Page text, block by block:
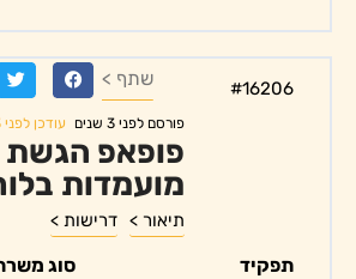
#16206 שתף >
פורסם לפני 3 שנים עודכן לפני 3 שנים
פופאפ הגשת
מועמדות
תיאור > דרישות >
תפקיד
סוג